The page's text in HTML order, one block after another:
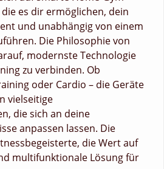
es dir ermöglichen, dein
und unabhängig von einem
Die Philosophie von
modernste Technologie
zu verbinden. Ob
oder Cardio – die Geräte
vielseitige
die sich an deine
anpassen lassen. Die
die Wert auf
multifunktionale Lösung für